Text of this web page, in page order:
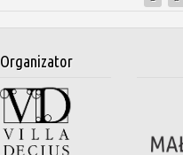
Organizator